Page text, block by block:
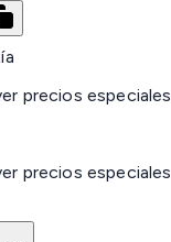
precios especiales
precios especiales